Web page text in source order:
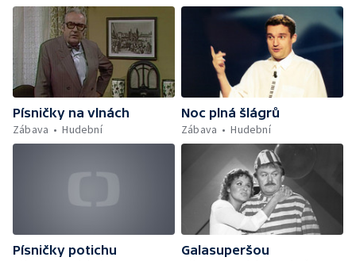
Písničky na vlnách
Zábava
Hudební
Noc plná šlágrů
Zábava
Hudební
Písničky potichu
Galasuperšou